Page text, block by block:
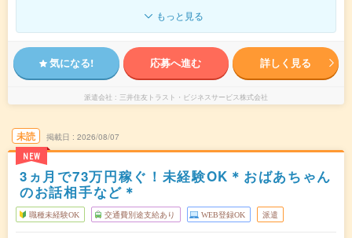
もっと見る
気になる! 応募へ進む 詳しく見る
派遣会社 三井住友トラスト・ビジネスサービス株式会社
未読
NEW
掲載日 2026/08/07
3ヵ月で73万円稼ぐ！未経験OK＊おばあちゃん
のお話相手など＊
職種未経験OK 交通費別途支給あり WEB登録OK 派遣